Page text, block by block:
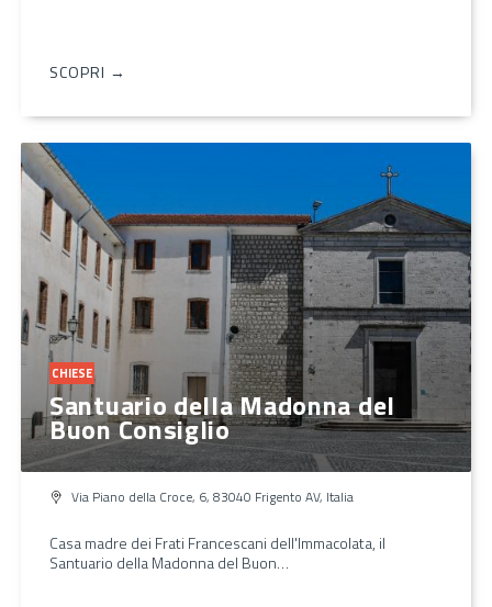
SCOPRI →
CHIESE
Santuario della Madonna del
Buon Consiglio
Via Piano della Croce, 6, 83040 Frigento AV, Italia
Casa madre dei Frati Francescani dell'Immacolata, il
Santuario della Madonna del Buon…